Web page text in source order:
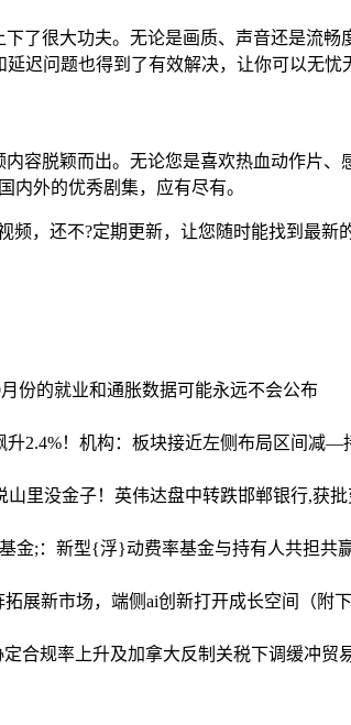
下了很大功夫。无论是画质、声音还是流
迟问题也得到了有效解决，让你可以无忧
容脱颖而出。无论您是喜欢热血动作片
内外的优秀剧集，应有尽有。
频，还不?定期更新，让您随时能找到最新
月份的就业和通胀数据可能永远不会公布
2.4%！机构：板块接近左侧布局区间 减—
里没金子！英伟达盘中转跌邯郸银行,获
金;：新型{浮}动费率基金与持有人共担共
展新市场，端侧ai创新打开成长空间（附下
合规率上升及加拿大反制关税下调缓冲贸